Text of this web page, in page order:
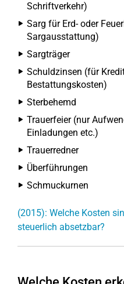
Schriftverkehr)
Sarg für Erd- oder
Sargausstattung)
Sargträger
Schuldzinsen (für
Bestattungskosten)
Sterbehemd
Trauerfeier (nur
Einladungen etc.)
Trauerredner
Überführungen
Schmuckurnen
(2015): Welche Kosten
steuerlich absetzbar?